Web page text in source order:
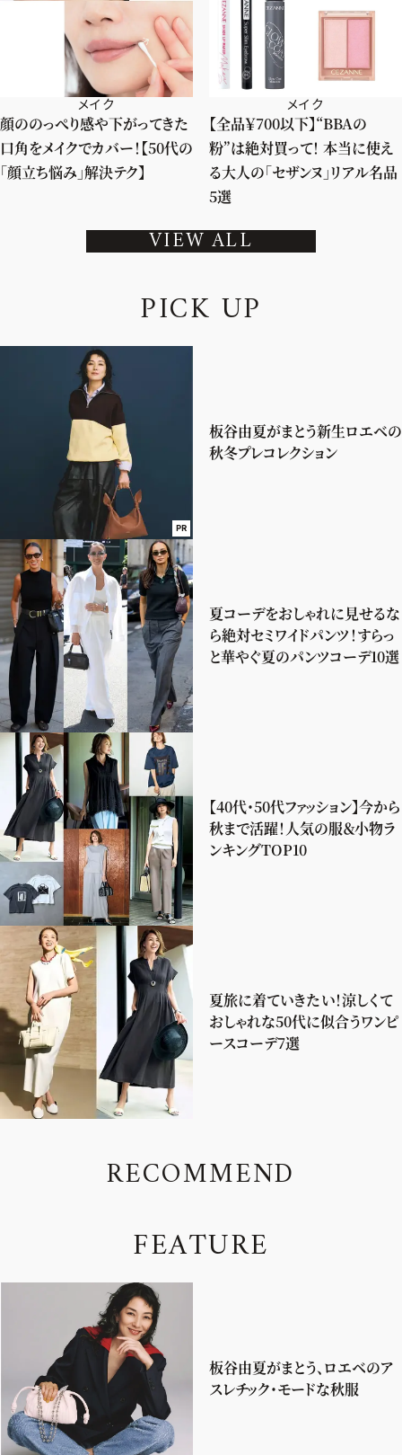
メイク
顔ののっぺり感や下がってきた
口角をメイクでカバー！【50代の
「顔立ち悩み」解決テク】
メイク
【全品￥700以下】“BBAの
粉”は絶対買って！ 本当に使え
る大人の「セザンヌ」リアル名品
5選
VIEW ALL
PICK UP
PR
板谷由夏がまとう新生ロエベの
秋冬プレコレクション
夏コーデをおしゃれに見せるな
ら絶対セミワイドパンツ！すらっ
と華やぐ夏のパンツコーデ10選
【40代・50代ファッション】今から
秋まで活躍！人気の服＆小物ラ
ンキングTOP10
夏旅に着ていきたい！涼しくて
おしゃれな50代に似合うワンピ
ースコーデ7選
RECOMMEND
FEATURE
板谷由夏がまとう、ロエベのア
スレチック・モードな秋服